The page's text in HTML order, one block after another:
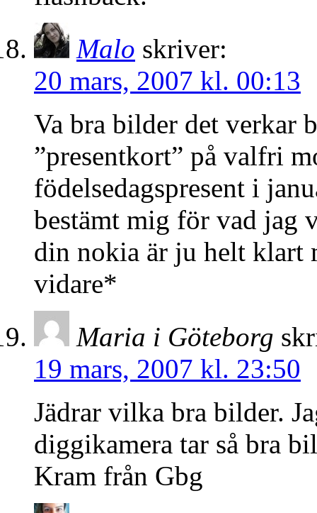
Malo skriver:
20 mars, 2007 kl. 00:13
Va bra bilder det verkar
”presentkort” på valfri
födelsedagspresent i
bestämt mig för vad jag
din nokia är ju helt
vidare*
Maria i Göteborg
19 mars, 2007 kl. 23:50
Jädrar vilka bra bilder.
diggikamera tar så bra
Kram från Gbg